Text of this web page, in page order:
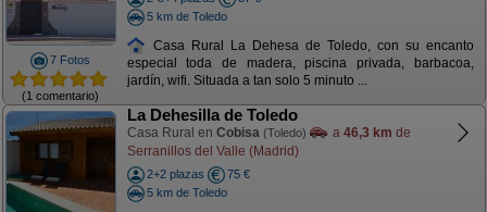
7 Fotos
(1 comentario)
5 km de Toledo
Casa Rural La Dehesa de Toledo, con su encanto
especial toda de madera, piscina privada, barbacoa,
jardín, wifi. Situada a tan solo 5 minuto ...
La Dehesilla de Toledo
Casa Rural en Cobisa (Toledo) a 46,3 km de
Serranillos del Valle (Madrid)
2+2 plazas
75 €
5 km de Toledo